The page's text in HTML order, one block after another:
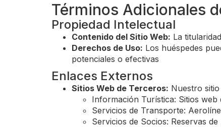
Términos Adicionales
Propiedad Intelectual
Contenido del Sitio Web: La
Derechos de Uso: Los huéspedes
potenciales o efectivas
Enlaces Externos
Sitios Web de Terceros: Nuestro
Información Turística: Sitios
Servicios de Transporte:
Servicios de Socios: Reservas